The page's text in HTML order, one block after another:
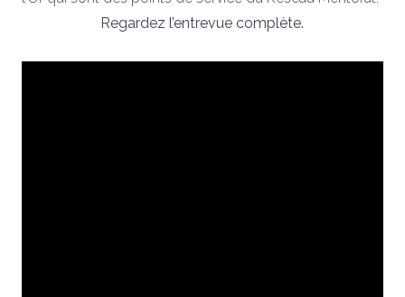
Regardez l’entrevue complète.